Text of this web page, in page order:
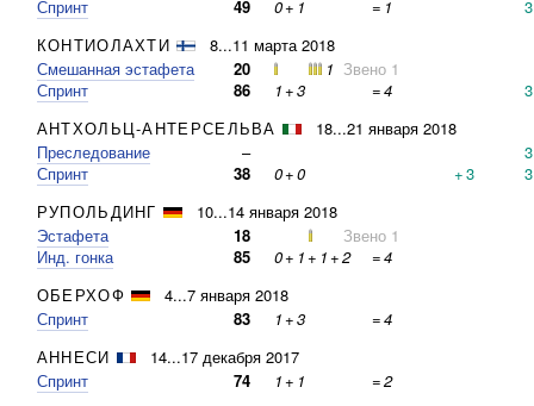
Спринт
49 0+ 1 = 1
3
КОНТИОЛАХТИ
8...11 марта 2018
Смешанная эстафета
20 1 Звено 1
Спринт
86 1+3 =4
3
АНТХОЛЬЦ-АНТЕРСЕЛЬВА
18...21 января 2018
Преследование
–
3
Спринт
38 0+0 +3
3
РУПОЛЬДИНГ
10...14 января 2018
Эстафета
18
Звено 1
Инд. гонка
85 0+ 1+ 1+2 =4
ОБЕРХОФ
4...7 января 2018
Спринт
83 1+3 =4
АННЕСИ
14...17 декабря 2017
Спринт
74 1+ 1 =2